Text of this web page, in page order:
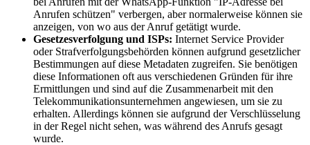
Anrufen schützen" verbergen, aber normalerweise können sie
anzeigen, von wo aus der Anruf getätigt wurde.
Gesetzesverfolgung und ISPs: Internet Service Provider
oder Strafverfolgungsbehörden können aufgrund gesetzlicher
Bestimmungen auf diese Metadaten zugreifen. Sie benötigen
diese Informationen oft aus verschiedenen Gründen für ihre
Ermittlungen und sind auf die Zusammenarbeit mit den
Telekommunikationsunternehmen angewiesen, um sie zu
erhalten. Allerdings können sie aufgrund der Verschlüsselung
in der Regel nicht sehen, was während des Anrufs gesagt
wurde.